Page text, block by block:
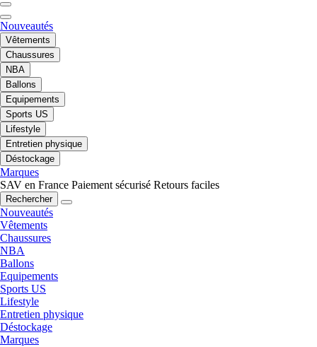
Nouveautés
Vêtements
Chaussures
NBA
Ballons
Equipements
Sports US
Lifestyle
Entretien physique
Déstockage
Marques
SAV en France Paiement sécurisé Retours faciles
Rechercher
Nouveautés
Vêtements
Chaussures
NBA
Ballons
Equipements
Sports US
Lifestyle
Entretien physique
Déstockage
Marques